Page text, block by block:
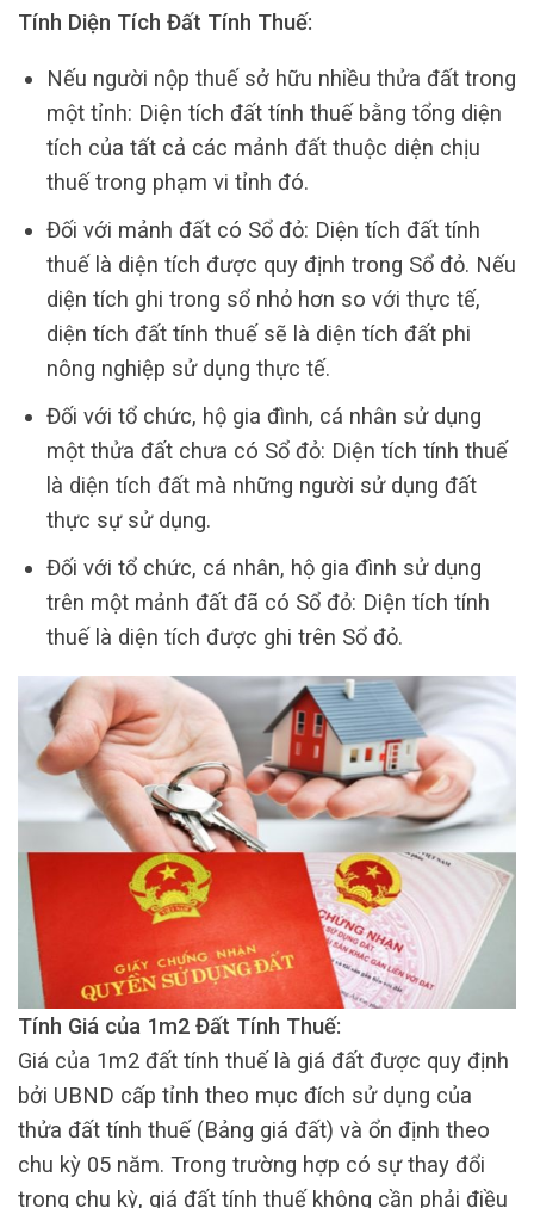
Tính Diện Tích Đất Tính Thuế:
Nếu người nộp thuế sở hữu nhiều thửa đất trong
một tỉnh: Diện tích đất tính thuế bằng tổng diện
tích của tất cả các mảnh đất thuộc diện chịu
thuế trong phạm vi tỉnh đó.
Đối với mảnh đất có Sổ đỏ: Diện tích đất tính
thuế là diện tích được quy định trong Sổ đỏ. Nếu
diện tích ghi trong sổ nhỏ hơn so với thực tế,
diện tích đất tính thuế sẽ là diện tích đất phi
nông nghiệp sử dụng thực tế.
Đối với tổ chức, hộ gia đình, cá nhân sử dụng
một thửa đất chưa có Sổ đỏ: Diện tích tính thuế
là diện tích đất mà những người sử dụng đất
thực sự sử dụng.
Đối với tổ chức, cá nhân, hộ gia đình sử dụng
trên một mảnh đất đã có Sổ đỏ: Diện tích tính
thuế là diện tích được ghi trên Sổ đỏ.
Tính Giá của 1m2 Đất Tính Thuế:
Giá của 1m2 đất tính thuế là giá đất được quy định
bởi UBND cấp tỉnh theo mục đích sử dụng của
thửa đất tính thuế (Bảng giá đất) và ổn định theo
chu kỳ 05 năm. Trong trường hợp có sự thay đổi
trong chu kỳ, giá đất tính thuế không cần phải điều